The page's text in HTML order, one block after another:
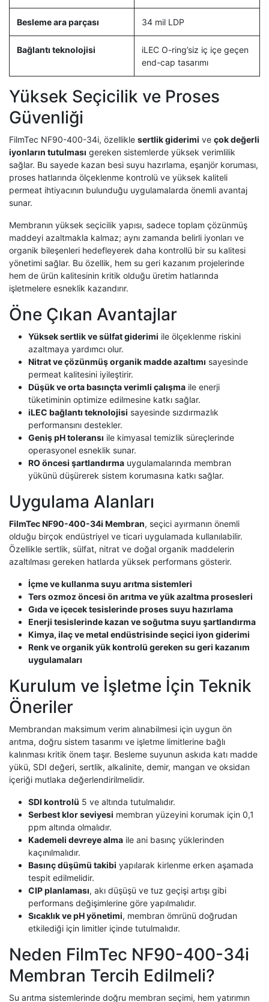
Besleme ara parçası 34 mil LDP
Bağlantı teknolojisi
iLEC O-ring’siz iç içe geçen
end-cap tasarımı
Yüksek Seçicilik ve Proses
Güvenliği
FilmTec NF90-400-34i, özellikle sertlik giderimi ve çok değerli
iyonların tutulması gereken sistemlerde yüksek verimlilik
sağlar. Bu sayede kazan besi suyu hazırlama, eşanjör koruması,
proses hatlarında ölçeklenme kontrolü ve yüksek kaliteli
permeat ihtiyacının bulunduğu uygulamalarda önemli avantaj
sunar.
Membranın yüksek seçicilik yapısı, sadece toplam çözünmüş
maddeyi azaltmakla kalmaz; aynı zamanda belirli iyonları ve
organik bileşenleri hedefleyerek daha kontrollü bir su kalitesi
yönetimi sağlar. Bu özellik, hem su geri kazanım projelerinde
hem de ürün kalitesinin kritik olduğu üretim hatlarında
işletmelere esneklik kazandırır.
Öne Çıkan Avantajlar
Yüksek sertlik ve sülfat giderimi ile ölçeklenme riskini
azaltmaya yardımcı olur.
Nitrat ve çözünmüş organik madde azaltımı sayesinde
permeat kalitesini iyileştirir.
Düşük ve orta basınçta verimli çalışma ile enerji
tüketiminin optimize edilmesine katkı sağlar.
iLEC bağlantı teknolojisi sayesinde sızdırmazlık
performansını destekler.
Geniş pH toleransı ile kimyasal temizlik süreçlerinde
operasyonel esneklik sunar.
RO öncesi şartlandırma uygulamalarında membran
yükünü düşürerek sistem korumasına katkı sağlar.
Uygulama Alanları
FilmTec NF90-400-34i Membran, seçici ayırmanın önemli
olduğu birçok endüstriyel ve ticari uygulamada kullanılabilir.
Özellikle sertlik, sülfat, nitrat ve doğal organik maddelerin
azaltılması gereken hatlarda yüksek performans gösterir.
İçme ve kullanma suyu arıtma sistemleri
Ters ozmoz öncesi ön arıtma ve yük azaltma prosesleri
Gıda ve içecek tesislerinde proses suyu hazırlama
Enerji tesislerinde kazan ve soğutma suyu şartlandırma
Kimya, ilaç ve metal endüstrisinde seçici iyon giderimi
Renk ve organik yük kontrolü gereken su geri kazanım
uygulamaları
Kurulum ve İşletme İçin Teknik
Öneriler
Membrandan maksimum verim alınabilmesi için uygun ön
arıtma, doğru sistem tasarımı ve işletme limitlerine bağlı
kalınması kritik önem taşır. Besleme suyunun askıda katı madde
yükü, SDI değeri, sertlik, alkalinite, demir, mangan ve oksidan
içeriği mutlaka değerlendirilmelidir.
SDI kontrolü 5 ve altında tutulmalıdır.
Serbest klor seviyesi membran yüzeyini korumak için 0,1
ppm altında olmalıdır.
Kademeli devreye alma ile ani basınç yüklerinden
kaçınılmalıdır.
Basınç düşümü takibi yapılarak kirlenme erken aşamada
tespit edilmelidir.
CIP planlaması, akı düşüşü ve tuz geçişi artışı gibi
performans değişimlerine göre yapılmalıdır.
Sıcaklık ve pH yönetimi, membran ömrünü doğrudan
etkilediği için limitler içinde tutulmalıdır.
Neden FilmTec NF90-400-34i
Membran Tercih Edilmeli?
Su arıtma sistemlerinde doğru membran seçimi, hem yatırımın